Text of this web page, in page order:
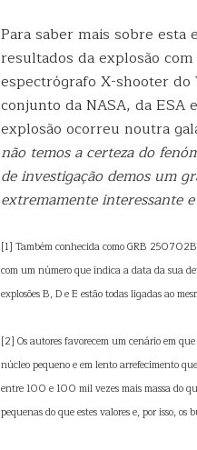
Para saber mais sobre esta
resultados da explosão
espectrógrafo X-shooter do
conjunto da NASA, da ESA
explosão ocorreu noutra
não temos a certeza do
de investigação demos um
extremamente interessante
[1] Também conhecida como GRB
com um número que indica a data da sua
explosões B, D e E estão todas ligadas ao
[2] Os autores favorecem um cenário em
núcleo pequeno e em lento arrefecimento
entre 100 e 100 mil vezes mais massa do
pequenas do que estes valores e, por isso,